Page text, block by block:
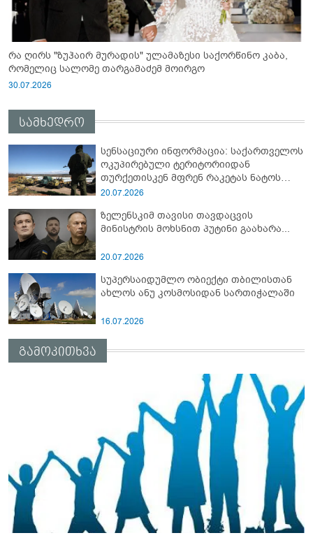
რა ღირს "ზუჰაირ მურადის" ულამაზესი საქორწინო კაბა,
რომელიც სალომე თარგამაძემ მოირგო
30.07.2026
სამხედრო
სენსაციური ინფორმაცია: საქართველოს
ოკუპირებული ტერიტორიიდან
თურქეთისკენ მფრენ რაკეტას ნატოს
სამიტი კინაღამ ჩაუშლია
20.07.2026
ზელენსკიმ თავისი თავდაცვის
მინისტრის მოხსნით პუტინი გაახარა...
20.07.2026
სუპერსაიდუმლო ობიექტი თბილისთან
ახლოს ანუ კოსმოსიდან სართიჭალაში
16.07.2026
გამოკითხვა